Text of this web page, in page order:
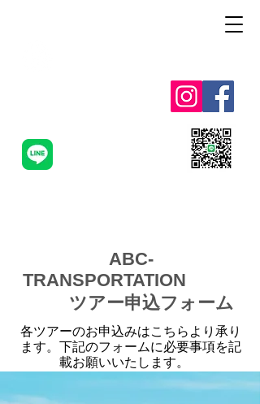
ABC-TAXI.NET
ABC-
TRANSPORTATION
ツアー申込フォーム
各ツアーのお申込みはこちらより承り
ます。下記のフォームに必要事項を記
載お願いいたします。